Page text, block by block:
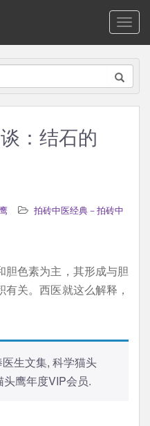
：结石的
拍砖中医经典－拍砖中
胆色素为主，其形成与胆
关。西医就这么解释，
生文集, 科学猫头
头鹰年度VIP会员.